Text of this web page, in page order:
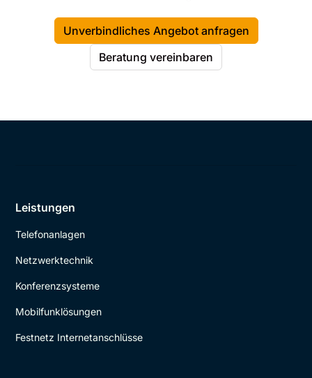
Unverbindliches Angebot anfragen
Beratung vereinbaren
Leistungen
Telefonanlagen
Netzwerktechnik
Konferenzsysteme
Mobilfunklösungen
Festnetz Internetanschlüsse